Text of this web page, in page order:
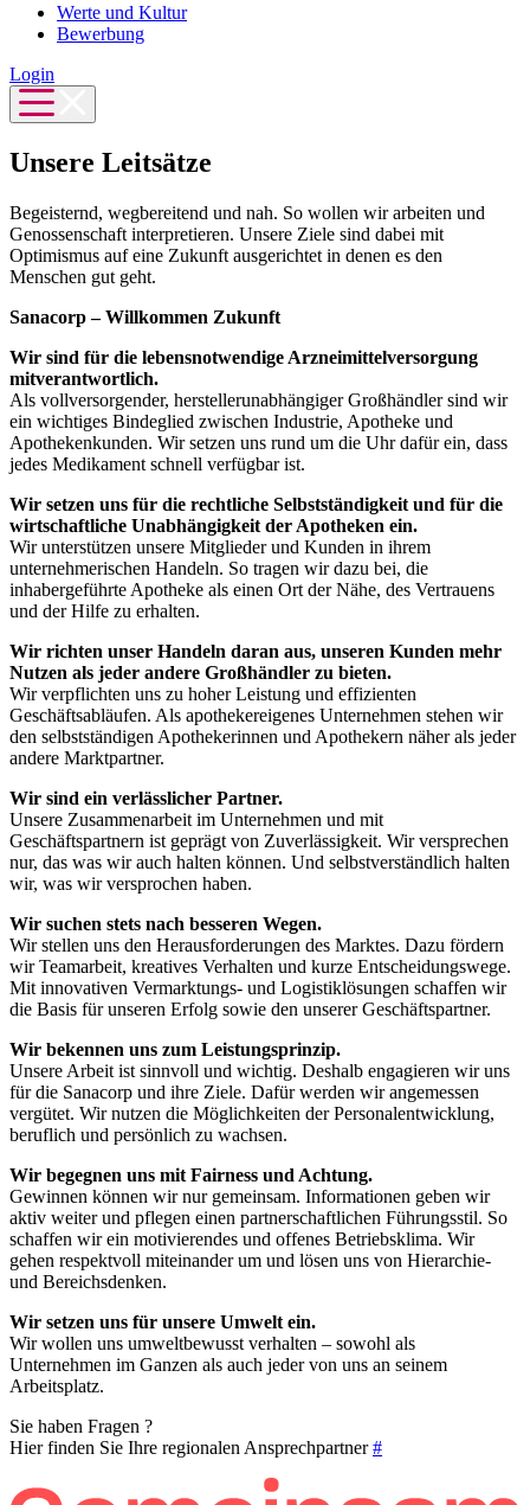
Werte und Kultur
Bewerbung
Login
Unsere Leitsätze
Begeisternd, wegbereitend und nah. So wollen wir arbeiten und
Genossenschaft interpretieren. Unsere Ziele sind dabei mit
Optimismus auf eine Zukunft ausgerichtet in denen es den
Menschen gut geht.
Sanacorp – Willkommen Zukunft
Wir sind für die lebensnotwendige Arzneimittelversorgung
mitverantwortlich.
Als vollversorgender, herstellerunabhängiger Großhändler sind wir
ein wichtiges Bindeglied zwischen Industrie, Apotheke und
Apothekenkunden. Wir setzen uns rund um die Uhr dafür ein, dass
jedes Medikament schnell verfügbar ist.
Wir setzen uns für die rechtliche Selbstständigkeit und für die
wirtschaftliche Unabhängigkeit der Apotheken ein.
Wir unterstützen unsere Mitglieder und Kunden in ihrem
unternehmerischen Handeln. So tragen wir dazu bei, die
inhabergeführte Apotheke als einen Ort der Nähe, des Vertrauens
und der Hilfe zu erhalten.
Wir richten unser Handeln daran aus, unseren Kunden mehr
Nutzen als jeder andere Großhändler zu bieten.
Wir verpflichten uns zu hoher Leistung und effizienten
Geschäftsabläufen. Als apothekereigenes Unternehmen stehen wir
den selbstständigen Apothekerinnen und Apothekern näher als jeder
andere Marktpartner.
Wir sind ein verlässlicher Partner.
Unsere Zusammenarbeit im Unternehmen und mit
Geschäftspartnern ist geprägt von Zuverlässigkeit. Wir versprechen
nur, das was wir auch halten können. Und selbstverständlich halten
wir, was wir versprochen haben.
Wir suchen stets nach besseren Wegen.
Wir stellen uns den Herausforderungen des Marktes. Dazu fördern
wir Teamarbeit, kreatives Verhalten und kurze Entscheidungswege.
Mit innovativen Vermarktungs- und Logistiklösungen schaffen wir
die Basis für unseren Erfolg sowie den unserer Geschäftspartner.
Wir bekennen uns zum Leistungsprinzip.
Unsere Arbeit ist sinnvoll und wichtig. Deshalb engagieren wir uns
für die Sanacorp und ihre Ziele. Dafür werden wir angemessen
vergütet. Wir nutzen die Möglichkeiten der Personalentwicklung,
beruflich und persönlich zu wachsen.
Wir begegnen uns mit Fairness und Achtung.
Gewinnen können wir nur gemeinsam. Informationen geben wir
aktiv weiter und pflegen einen partnerschaftlichen Führungsstil. So
schaffen wir ein motivierendes und offenes Betriebsklima. Wir
gehen respektvoll miteinander um und lösen uns von Hierarchie-
und Bereichsdenken.
Wir setzen uns für unsere Umwelt ein.
Wir wollen uns umweltbewusst verhalten – sowohl als
Unternehmen im Ganzen als auch jeder von uns an seinem
Arbeitsplatz.
Sie haben Fragen ?
Hier finden Sie Ihre regionalen Ansprechpartner#